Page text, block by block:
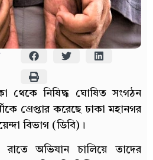
থেকে নিষিদ্ধ ঘোষিত সংগঠন
গ্রেপ্তার করেছে ঢাকা মহানগর
বিভাগ (ডিবি)।
অভিযান চালিয়ে তাদের